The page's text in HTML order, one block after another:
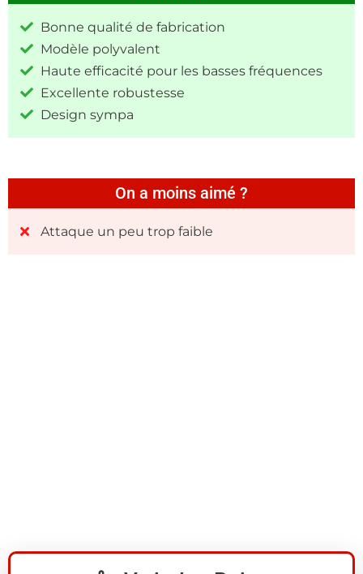
Bonne qualité de fabrication
Modèle polyvalent
Haute efficacité pour les basses fréquences
Excellente robustesse
Design sympa
On a moins aimé ?
Attaque un peu trop faible